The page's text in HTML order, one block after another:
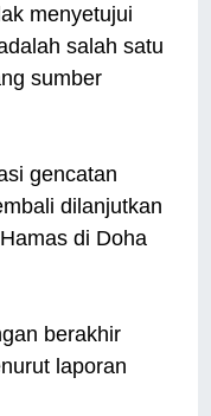
menyetujui
salah satu
sumber
gencatan
dilanjutkan
di Doha
berakhir
laporan